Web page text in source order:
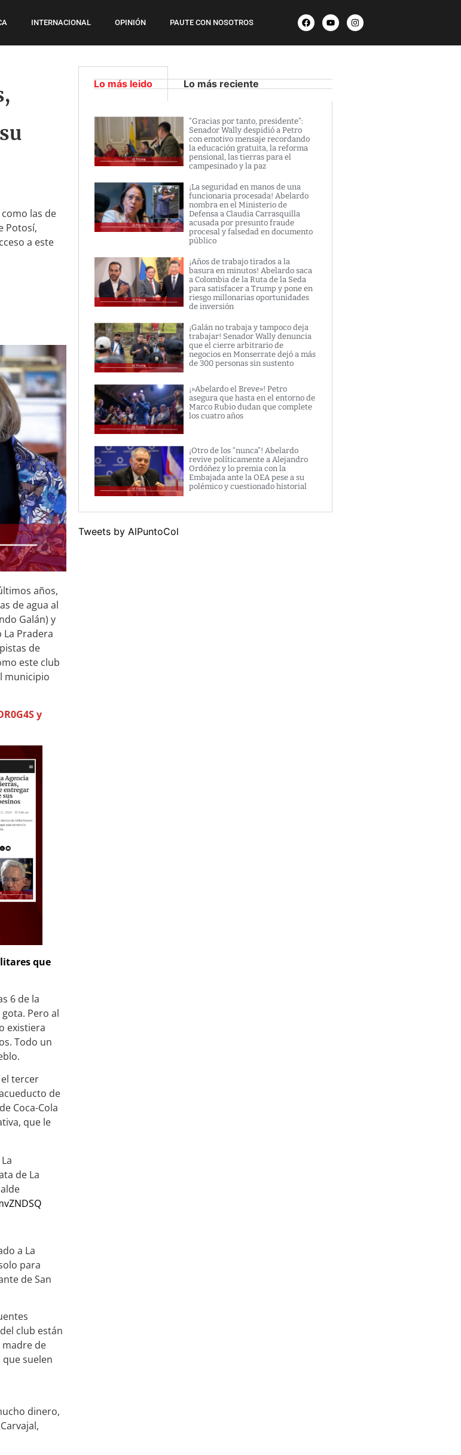
INTERNACIONAL OPINIÓN PAUTE CON NOSOTROS
las de
Potosí,
a este
años,
de agua al
Galán) y
Pradera
de
este club
municipio
y
que
6 de la
Pero al
existiera
Todo un
tercer
de
Coca-Cola
que le
de La
a La
para
de San
club están
madre de
suelen
dinero,
Lo más leido Lo más reciente
“Gracias por tanto, presidente”:
Senador Wally despidió a Petro
con emotivo mensaje recordando
la educación gratuita, la reforma
pensional, las tierras para el
campesinado y la paz
¡La seguridad en manos de una
funcionaria procesada! Abelardo
nombra en el Ministerio de
Defensa a Claudia Carrasquilla
acusada por presunto fraude
procesal y falsedad en documento
público
¡Años de trabajo tirados a la
basura en minutos! Abelardo saca
a Colombia de la Ruta de la Seda
para satisfacer a Trump y pone en
riesgo millonarias oportunidades
de inversión
¡Galán no trabaja y tampoco deja
trabajar! Senador Wally denuncia
que el cierre arbitrario de
negocios en Monserrate dejó a más
de 300 personas sin sustento
¡»Abelardo el Breve»! Petro
asegura que hasta en el entorno de
Marco Rubio dudan que complete
los cuatro años
¡Otro de los “nunca”! Abelardo
revive políticamente a Alejandro
Ordóñez y lo premia con la
Embajada ante la OEA pese a su
polémico y cuestionado historial
Tweets by AlPuntoCol